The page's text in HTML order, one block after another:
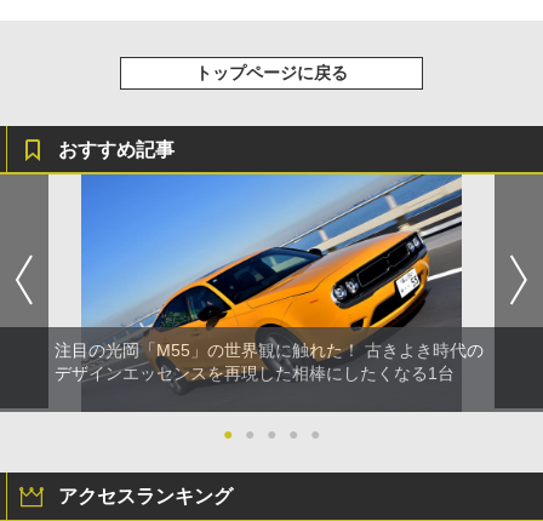
トップページに戻る
おすすめ記事
注目の光岡「M55」の世界観に触れた！ 古きよき時代の
デザインエッセンスを再現した相棒にしたくなる1台
● ● ● ● ●
アクセスランキング